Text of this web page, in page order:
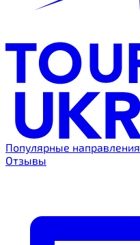
Популярные направления
Отзывы